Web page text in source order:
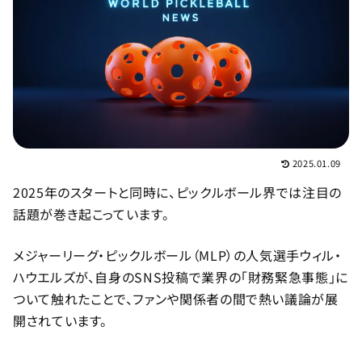
2025.01.09
2025年のスタートと同時に、ピックルボール界では注目の
話題が巻き起こっています。
メジャーリーグ・ピックルボール（MLP）の人気選手ウィル・
ハウエルズが、自身のSNS投稿で業界の「財務緊急事態」に
ついて触れたことで、ファンや関係者の間で熱い議論が展
開されています。